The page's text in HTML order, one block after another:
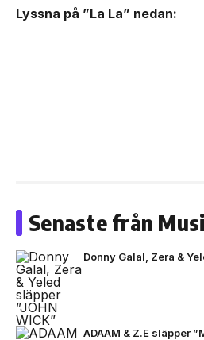
Lyssna på ”La La” nedan:
Senaste från
Donny Galal, Zera &
ADAAM & Z.E släpper